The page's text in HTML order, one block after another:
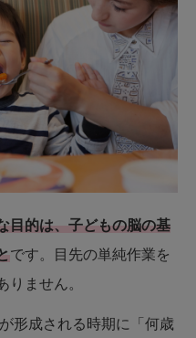
目的は、子どもの脳の基
です。目先の単純作業を
りません。
形成される時期に「何歳